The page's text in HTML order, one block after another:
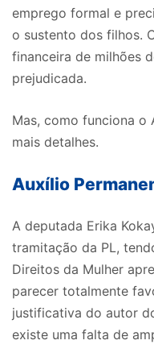
emprego formal e
o sustento dos filhos.
financeira de milhões
prejudicada.
Mas, como funciona o
mais detalhes.
Auxílio
A deputada Erika
tramitação da PL,
Direitos da Mulher
parecer totalmente
justificativa do autor
existe uma falta de